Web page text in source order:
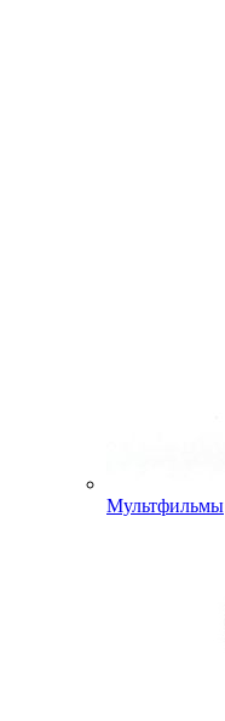
Мультфильмы